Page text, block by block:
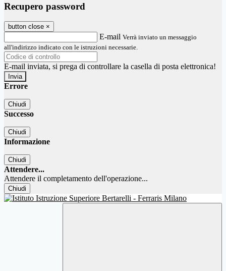
Recupero password
button close ×
E-mail Verrà inviato un messaggio
all'indirizzo indicato con le istruzioni necessarie.
E-mail inviata, si prega di controllare la casella di posta elettronica!
Errore
Chiudi
Successo
Chiudi
Informazione
Chiudi
Attendere...
Attendere il completamento dell'operazione...
Chiudi